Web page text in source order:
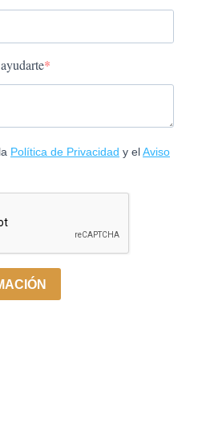
Política de Privacidad y elAviso